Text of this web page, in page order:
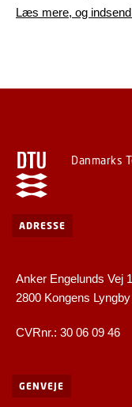
Læs mere, og
Danmarks
ADRESSE
Anker Engelunds Vej
2800 Kongens Lyngby
CVRnr.: 30 06 09 46
GENVEJE